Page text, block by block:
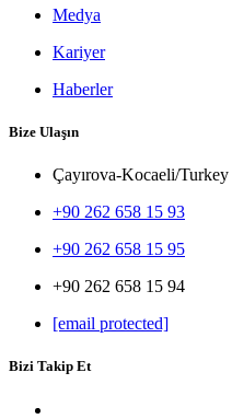
Medya
Kariyer
Haberler
Bize Ulaşın
Çayırova-Kocaeli/Turkey
+90 262 658 15 93
+90 262 658 15 95
+90 262 658 15 94
[email protected]
Bizi Takip Et